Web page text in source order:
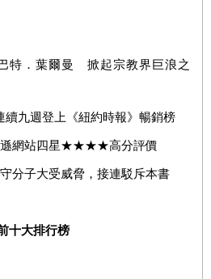
特．葉爾曼 掀起宗教界巨浪之
續九週登上《紐約時報》暢銷榜
遜網站四星★★★★高分評價
分子大受威脅，接連駁斥本書
十大排行榜